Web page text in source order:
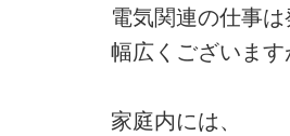
電気関連の仕事
幅広くございます
家庭内には、